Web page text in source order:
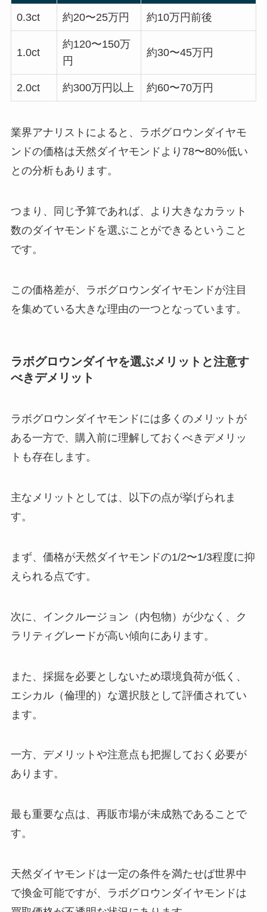
0.3ct 約20〜25万円 約10万円前後
1.0ct
約120〜150万
円
約30〜45万円
2.0ct 約300万円以上 約60〜70万円
業界アナリストによると、ラボグロウンダイヤモ
ンドの価格は天然ダイヤモンドより78〜80%低い
との分析もあります。
つまり、同じ予算であれば、より大きなカラット
数のダイヤモンドを選ぶことができるということ
です。
この価格差が、ラボグロウンダイヤモンドが注目
を集めている大きな理由の一つとなっています。
ラボグロウンダイヤを選ぶメリットと注意す
べきデメリット
ラボグロウンダイヤモンドには多くのメリットが
ある一方で、購入前に理解しておくべきデメリッ
トも存在します。
主なメリットとしては、以下の点が挙げられま
す。
まず、価格が天然ダイヤモンドの1/2〜1/3程度に抑
えられる点です。
次に、インクルージョン（内包物）が少なく、ク
ラリティグレードが高い傾向にあります。
また、採掘を必要としないため環境負荷が低く、
エシカル（倫理的）な選択肢として評価されてい
ます。
一方、デメリットや注意点も把握しておく必要が
あります。
最も重要な点は、再販市場が未成熟であることで
す。
天然ダイヤモンドは一定の条件を満たせば世界中
で換金可能ですが、ラボグロウンダイヤモンドは